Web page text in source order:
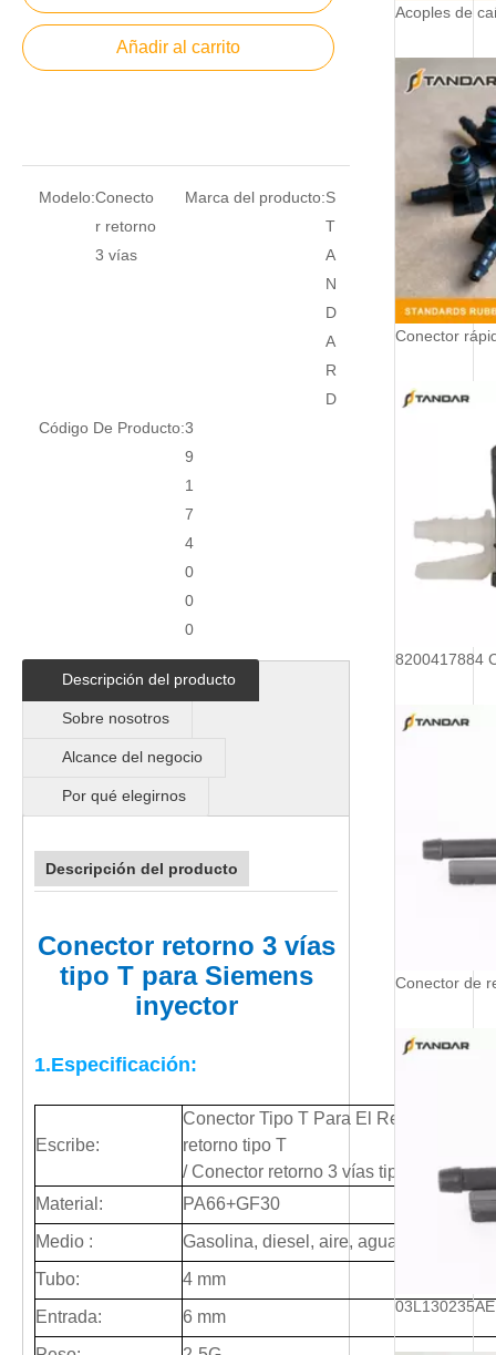
Añadir al carrito
Modelo:Conecto
r retorno
3 vías
Marca del producto:S
T
A
N
D
A
R
D
Código De Producto:3
9
1
7
4
0
0
0
Descripción del producto
Sobre nosotros
Alcance del negocio
Por qué elegirnos
Descripción del producto
Conector retorno 3 vías
tipo T para Siemens
inyector
1.Especificación:
Escribe:
Conector Tipo T Para El Retorno
retorno tipo T
/ Conector retorno 3 vías tipo T para
Material:
PA66+GF30
Medio :
Gasolina, diesel, aire, agua, vapor de
Tubo:
4 mm
Entrada:
6 mm
Acoples de